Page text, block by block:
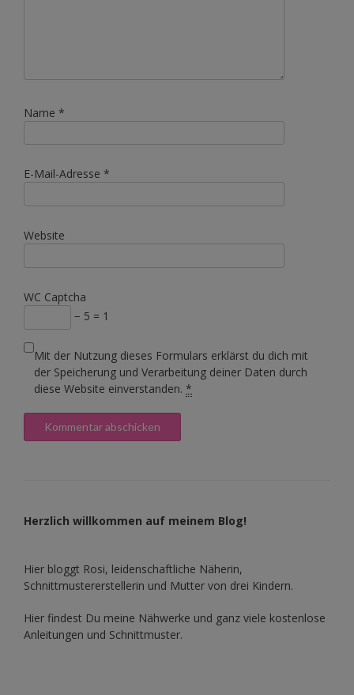
Name *
E-Mail-Adresse *
Website
WC Captcha
− 5 = 1
Mit der Nutzung dieses Formulars erklärst du dich mit
der Speicherung und Verarbeitung deiner Daten durch
diese Website einverstanden. *
Herzlich willkommen auf meinem Blog!
Hier bloggt Rosi, leidenschaftliche Näherin,
Schnittmustererstellerin und Mutter von drei Kindern.
Hier findest Du meine Nähwerke und ganz viele kostenlose
Anleitungen und Schnittmuster.